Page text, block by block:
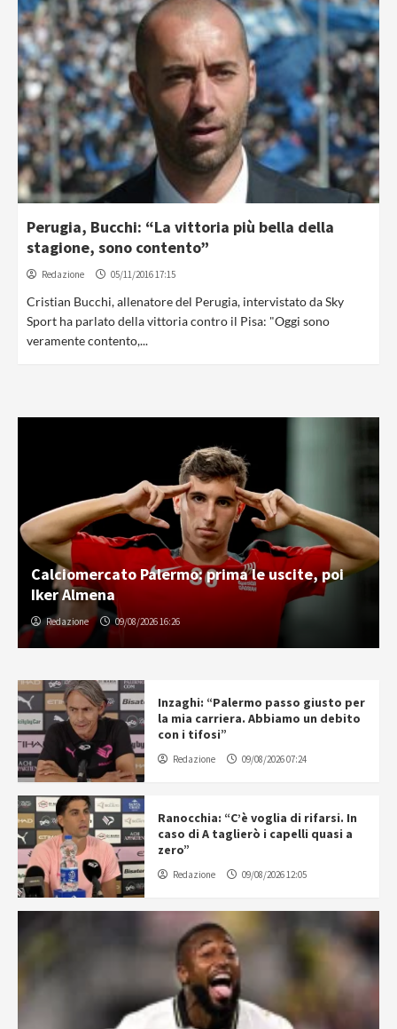
Perugia, Bucchi: “La vittoria più bella della
stagione, sono contento”
Redazione 05/11/2016 17:15
Cristian Bucchi, allenatore del Perugia, intervistato da Sky
Sport ha parlato della vittoria contro il Pisa: "Oggi sono
veramente contento,...
Calciomercato Palermo: prima le uscite, poi
Iker Almena
Redazione 09/08/2026 16:26
Inzaghi: “Palermo passo giusto per
la mia carriera. Abbiamo un debito
con i tifosi”
Redazione 09/08/2026 07:24
Ranocchia: “C’è voglia di rifarsi. In
caso di A taglierò i capelli quasi a
zero”
Redazione 09/08/2026 12:05